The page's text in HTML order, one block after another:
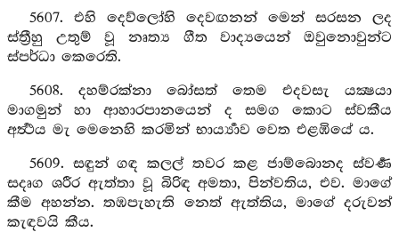
5607. එහි දෙව්ලෝහි දෙවඟනන් මෙන් සරසන ලද
ස්ත්‍රීහු උතුම් වූ නෘත්‍ය ගීත වාද්‍යයෙන් ඔවුනොවුන්ට
ස්පර්ධා කෙරෙති.
5608. දහම්රක්නා බෝසත් තෙම එදවසැ යක්‍ෂයා
මාගමුන් හා ආහාරපානයෙන් ද සමග කොට ස්වකීය
අර්‍ත්‍ථය මැ මෙනෙහි කරමින් භාර්‍ය්‍යාව වෙත එළඹියේ ය.
5609. සඳුන් ගඳ කලල් තවර කළ ජාම්බොනද ස්වර්‍ණ
සදෘග ශරීර ඇත්තා වූ බිරිඳ අමතා, පින්වතිය, එව. මාගේ
කීම අහන්න. තඹපැහැති නෙත් ඇත්තිය, මාගේ දරුවන්
කැඳවයි කීය.